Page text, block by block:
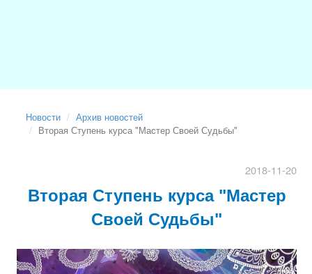
Новости
Архив новостей
Вторая Ступень курса "Мастер Своей Судьбы"
2018-11-20
Вторая Ступень курса "Мастер
Своей Судьбы"